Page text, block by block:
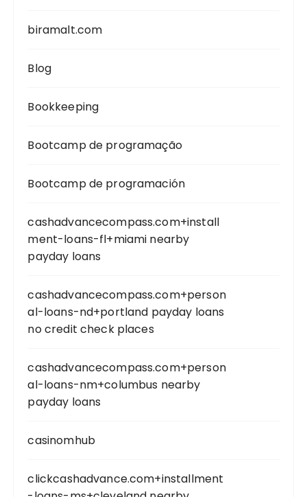
biramalt.com
Blog
Bookkeeping
Bootcamp de programação
Bootcamp de programación
cashadvancecompass.com+install
ment-loans-fl+miami nearby
payday loans
cashadvancecompass.com+person
al-loans-nd+portland payday loans
no credit check places
cashadvancecompass.com+person
al-loans-nm+columbus nearby
payday loans
casinomhub
clickcashadvance.com+installment